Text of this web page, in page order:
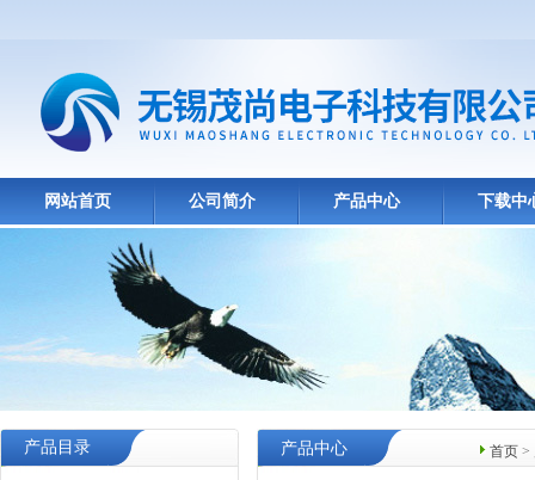
网站首页 公司简介 产品中心 下载中
产品目录 首页 >
产品中心